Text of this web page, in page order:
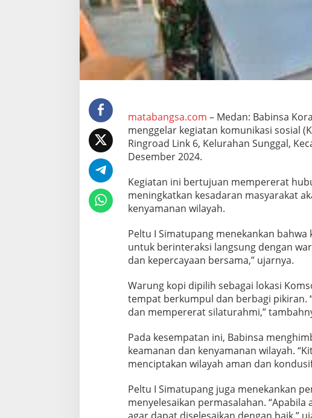
o
m
s
o
s
d
i
W
u
n
g
K
o
P
e
k
u
t
u
b
u
a
n
d
n
g
a
matabangsa.com – Medan: Babinsa
menggelar kegiatan komunikasi sosial
Ringroad Link 6, Kelurahan Sunggal,
Desember 2024.
Kegiatan ini bertujuan mempererat
meningkatkan kesadaran masyarakat
kenyamanan wilayah.
Peltu I Simatupang menekankan
untuk berinteraksi langsung dengan
dan kepercayaan bersama,” ujarnya.
Warung kopi dipilih sebagai lokasi
tempat berkumpul dan berbagi pikiran.
dan mempererat silaturahmi,”
Pada kesempatan ini, Babinsa
keamanan dan kenyamanan wilayah.
menciptakan wilayah aman dan
Peltu I Simatupang juga menekankan
menyelesaikan permasalahan.